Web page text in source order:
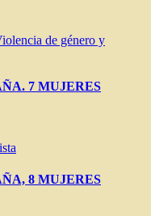
de género y
7 MUJERES
8 MUJERES